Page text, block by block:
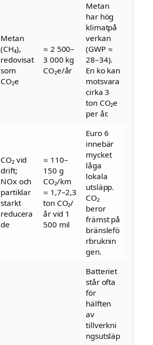
Metan
(CH₄),
redovisat
som
CO₂e
≈ 2 500–
3 000 kg
CO₂e/år
Metan
har hög
klimatpå
verkan
(GWP ≈
28–34).
En ko kan
motsvara
cirka 3
ton CO₂e
per år.
CO₂ vid
drift;
NOx och
partiklar
starkt
reducera
de
≈ 110–
150 g
CO₂/km
≈ 1,7–2,3
ton CO₂/
år vid 1
500 mil
Euro 6
innebär
mycket
låga
lokala
utsläpp.
CO₂
beror
främst på
bränslefö
rbruknin
gen.
Batteriet
står ofta
för
hälften
av
tillverkni
ngsutsläp